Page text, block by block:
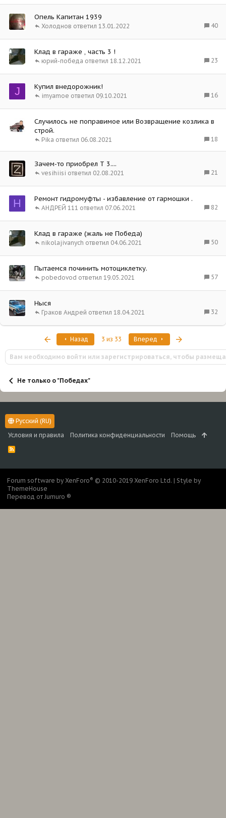
Опель Капитан 1939
40
13.01.2022
Холоднов
Клад в гараже , часть 3 !
23
18.12.2021
юрий-победа
J Купил внедорожник!
16
09.10.2021
imyamoe
Случилось не поправимое или Возвращение козлика в
строй.
18
06.08.2021
Pika
Зачем-то приобрел Т 3....
21
02.08.2021
vesihiisi
Н Ремонт гидромуфты - избавление от гармошки .
82
07.06.2021
АНДРЕЙ 111
Клад в гараже (жаль не Победа)
50
04.06.2021
nikolajivanych
Пытаемся починить мотоциклетку.
57
19.05.2021
pobedovod
Ныся
32
18.04.2021
Граков Андрей
ПервыйНазад 3 из 33 Вперед
Вам необходимо войти или зарегистрироваться, чтобы
Не только о "Победах"
Русский (RU)
Условия и правила
Политика конфиденциальности Помощь
R
Forum software by XenForo® © 2010-2019 XenForo Ltd. | Style by
ThemeHouse
Перевод от Jumuro ®